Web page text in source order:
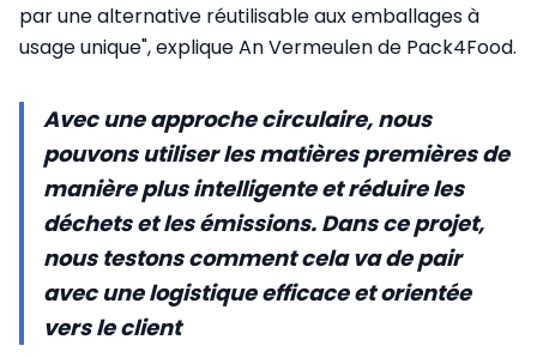
par une alternative réutilisable aux emballages à
usage unique", explique An Vermeulen de Pack4Food.
Avec une approche circulaire, nous
pouvons utiliser les matières premières de
manière plus intelligente et réduire les
déchets et les émissions. Dans ce projet,
nous testons comment cela va de pair
avec une logistique efficace et orientée
vers le client